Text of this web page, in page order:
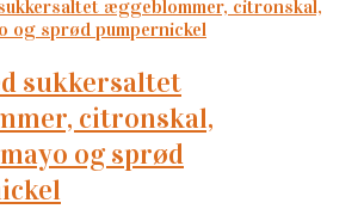
citronskal,
og sprød